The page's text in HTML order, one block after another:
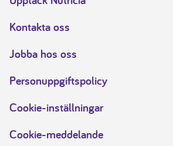
Kontakta oss
Jobba hos oss
Personuppgiftspolicy
Cookie-inställningar
Cookie-meddelande